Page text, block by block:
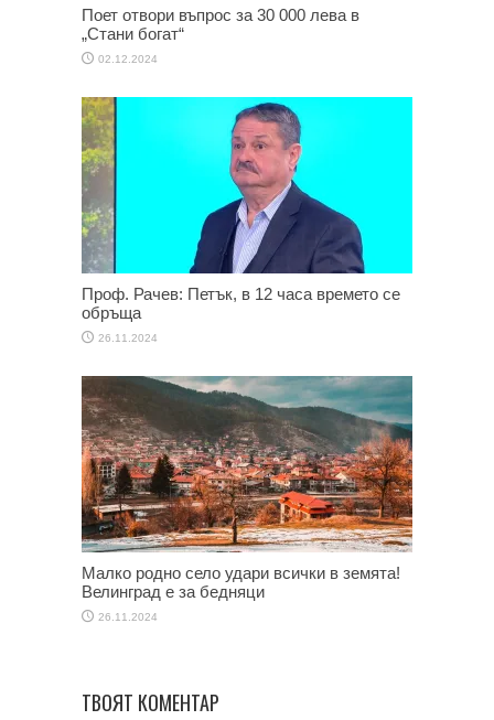
Поет отвори въпрос за 30 000 лева в
„Стани богат“
02.12.2024
Проф. Рачев: Петък, в 12 часа времето се
обръща
26.11.2024
Малко родно село удари всички в земята!
Велинград е за бедняци
26.11.2024
ТВОЯТ КОМЕНТАР